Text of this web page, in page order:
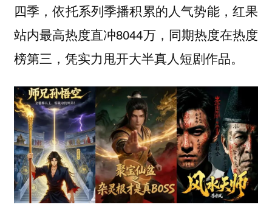
四季，依托系列季播积累的人气势能，红果
站内最高热度直冲8044万，同期热度在热度
榜第三，凭实力甩开大半真人短剧作品。